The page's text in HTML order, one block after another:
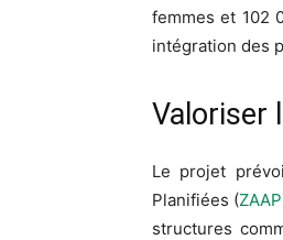
femmes et 102
intégration des
Valoriser
Le projet
Planifiées (ZAAP
structures